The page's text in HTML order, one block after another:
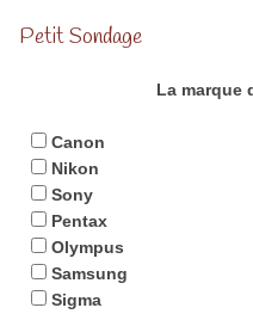
Petit Sondage
La marque
Canon
Nikon
Sony
Pentax
Olympus
Samsung
Sigma